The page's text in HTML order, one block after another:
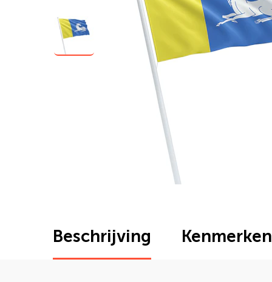
Beschrijving Kenmerken